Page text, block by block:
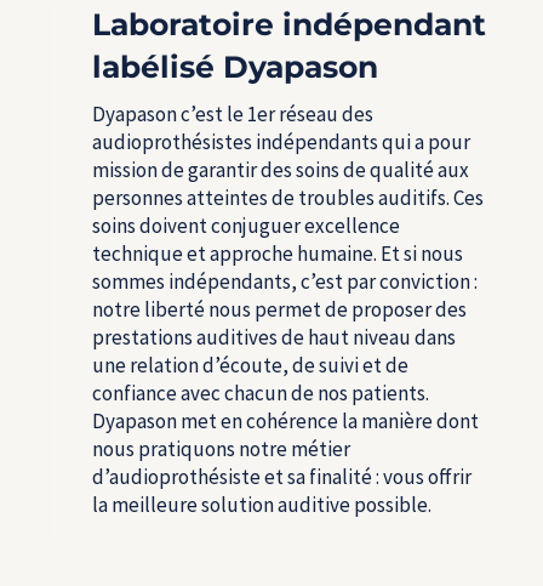
Laboratoire indépendant
labélisé Dyapason
Dyapason c’est le 1erréseau des
audioprothésistes indépendants qui a pour
mission de garantir des soins de qualité aux
personnes atteintes de troubles auditifs. Ces
soins doivent conjuguer excellence
technique et approche humaine. Et si nous
sommes indépendants, c’est par conviction :
notre liberté nous permet de proposer des
prestations auditives de haut niveau dans
une relation d’écoute, de suivi et de
confiance avec chacun de nos patients.
Dyapason met en cohérence la manière dont
nous pratiquons notre métier
d’audioprothésiste et sa finalité : vous offrir
la meilleure solution auditive possible.